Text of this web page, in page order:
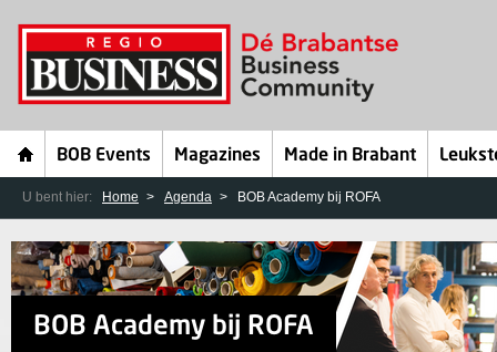
BOB Events Magazines Made in Brabant
U bent hier: Home Agenda BOB Academy bij ROFA
BOB Academy bij ROFA